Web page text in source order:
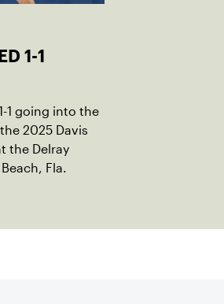
1-1
1 going into the
2025 Davis
the Delray
Fla.